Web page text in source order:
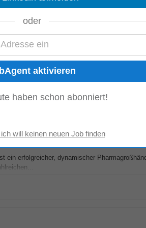
erfolgreicher, dynamischer
ein erfolgreicher, dynamischer
oder
haben schon abonniert!